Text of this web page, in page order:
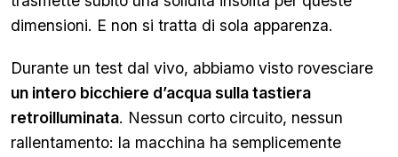
dimensioni. E non si tratta di sola apparenza.
Durante un test dal vivo, abbiamo visto rovesciare
un intero bicchiere d’acqua sulla tastiera
retroilluminata. Nessun corto circuito, nessun
rallentamento: la macchina ha semplicemente